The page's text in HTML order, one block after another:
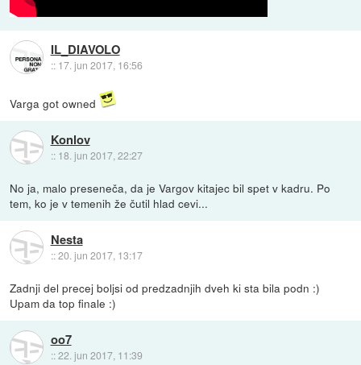
IL_DIAVOLO
:: 17. jun 2017, 16:56
Varga got owned
Konlov
:: 18. jun 2017, 22:27
No ja, malo preseneča, da je Vargov kitajec bil spet v kadru. Po
tem, ko je v temenih že čutil hlad cevi...
Nesta
::20. jun 2017, 13:17
Zadnji del precej boljsi od predzadnjih dveh ki sta bila podn :)
Upam da top finale :)
oo7
::22. jun 2017, 11:39